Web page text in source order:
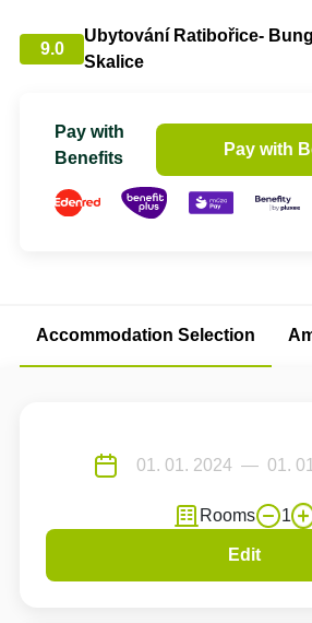
9.0
Ubytování Ratibořice-
Skalice
Pay with
Benefits
Pay with
Accommodation Selection
Rooms 1
Edit